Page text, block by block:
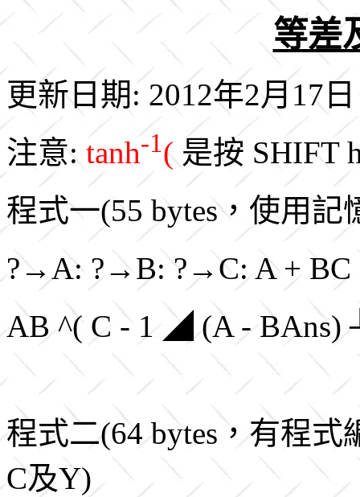
等差
更新日期: 2012年2月17日
注意: tanh-1( 是按 SHIFT
程式一(55 bytes，使用記
?→A: ?→B: ?→C: A +
AB ^( C - 1 ◢ (A -
程式二(64 bytes，有程
C及Y)